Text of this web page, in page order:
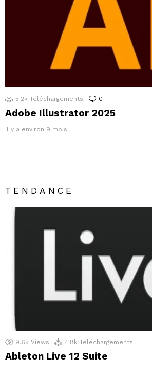
5.2k Téléchargements 0
Adobe Illustrator 2025
il y a environ 9 mois
TENDANCE
9.6k Views 4.8k Téléchargements
Ableton Live 12 Suite